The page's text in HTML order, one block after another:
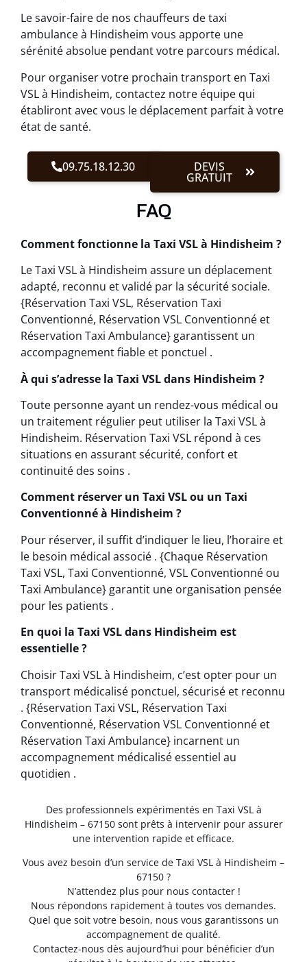
Le savoir-faire de nos chauffeurs de taxi
ambulance à Hindisheim vous apporte une
sérénité absolue pendant votre parcours médical.
Pour organiser votre prochain transport en Taxi
VSL à Hindisheim, contactez notre équipe qui
établiront avec vous le déplacement parfait à votre
état de santé.
09.75.18.12.30 DEVIS
GRATUIT
FAQ
Comment fonctionne la Taxi VSL à Hindisheim ?
Le Taxi VSL à Hindisheim assure un déplacement
adapté, reconnu et validé par la sécurité sociale.
{Réservation Taxi VSL, Réservation Taxi
Conventionné, Réservation VSL Conventionné et
Réservation Taxi Ambulance} garantissent un
accompagnement fiable et ponctuel .
À qui s’adresse la Taxi VSL dans Hindisheim ?
Toute personne ayant un rendez-vous médical ou
un traitement régulier peut utiliser la Taxi VSL à
Hindisheim. Réservation Taxi VSL répond à ces
situations en assurant sécurité, confort et
continuité des soins .
Comment réserver un Taxi VSL ou un Taxi
Conventionné à Hindisheim ?
Pour réserver, il suffit d’indiquer le lieu, l’horaire et
le besoin médical associé . {Chaque Réservation
Taxi VSL, Taxi Conventionné, VSL Conventionné ou
Taxi Ambulance} garantit une organisation pensée
pour les patients .
En quoi la Taxi VSL dans Hindisheim est
essentielle ?
Choisir Taxi VSL à Hindisheim, c’est opter pour un
transport médicalisé ponctuel, sécurisé et reconnu
. {Réservation Taxi VSL, Réservation Taxi
Conventionné, Réservation VSL Conventionné et
Réservation Taxi Ambulance} incarnent un
accompagnement médicalisé essentiel au
quotidien .
Des professionnels expérimentés en Taxi VSL à
Hindisheim – 67150 sont prêts à intervenir pour assurer
une intervention rapide et efficace.
Vous avez besoin d’un service de Taxi VSL à Hindisheim –
67150 ?
N’attendez plus pour nous contacter !
Nous répondons rapidement à toutes vos demandes.
Quel que soit votre besoin, nous vous garantissons un
accompagnement de qualité.
Contactez-nous dès aujourd’hui pour bénéficier d’un